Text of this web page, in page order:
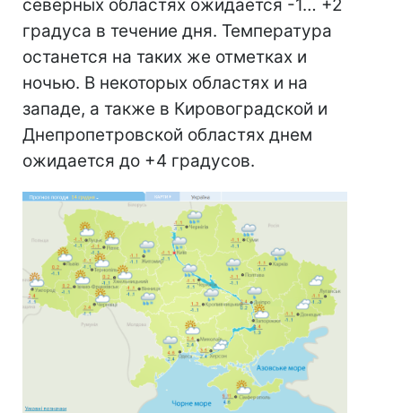
северных областях ожидается -1… +2
градуса в течение дня. Температура
останется на таких же отметках и
ночью. В некоторых областях и на
западе, а также в Кировоградской и
Днепропетровской областях днем
ожидается до +4 градусов.